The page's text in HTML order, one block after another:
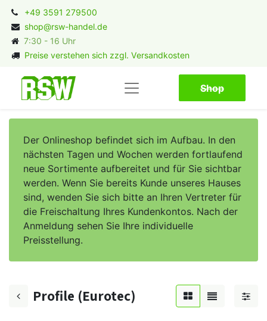
+49 3591 279500
shop@rsw-handel.de
7:30 - 16 Uhr
Preise verstehen sich zzgl. Versandkosten
Shop​​​​
Der Onlineshop befindet sich im Aufbau. In den
nächsten Tagen und Wochen werden fortlaufend
neue Sortimente aufbereitet und für Sie sichtbar
werden. Wenn Sie bereits Kunde unseres Hauses
sind, wenden Sie sich bitte an Ihren Vertreter für
die Freischaltung Ihres Kundenkontos. Nach der
Anmeldung sehen Sie Ihre individuelle
Preisstellung.
Profile (Eurotec)